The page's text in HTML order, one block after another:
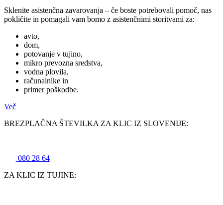
Sklenite asistenčna zavarovanja – če boste potrebovali pomoč, nas
pokličite in pomagali vam bomo z asistenčnimi storitvami za:
avto,
dom,
potovanje v tujino,
mikro prevozna sredstva,
vodna plovila,
računalnike in
primer poškodbe.
Več
BREZPLAČNA ŠTEVILKA ZA KLIC IZ SLOVENIJE:
080 28 64
ZA KLIC IZ TUJINE: